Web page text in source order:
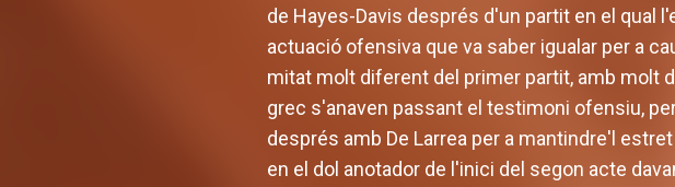
de Hayes-Davis després d'un partit en el qual
actuació ofensiva que va saber igualar per a
mitat molt diferent del primer partit, amb molt
grec s'anaven passant el testimoni ofensiu,
després amb De Larrea per a mantindre'l
en el dol anotador de l'inici del segon acte